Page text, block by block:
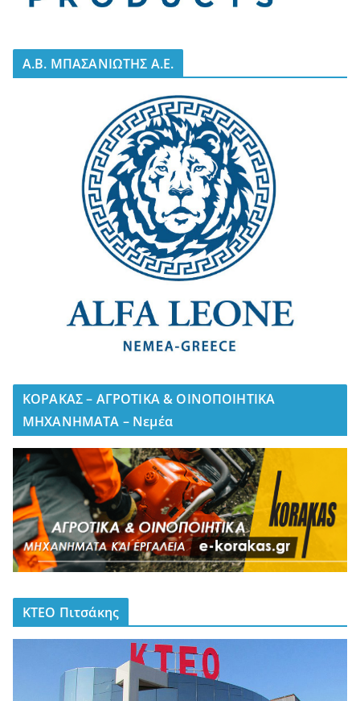
A.B. ΜΠΑΣΑΝΙΩΤΗΣ Α.Ε.
ΚΟΡΑΚΑΣ – ΑΓΡΟΤΙΚΑ & ΟΙΝΟΠΟΙΗΤΙΚΑ
ΜΗΧΑΝΗΜΑΤΑ – Νεμέα
ΚΤΕΟ Πιτσάκης